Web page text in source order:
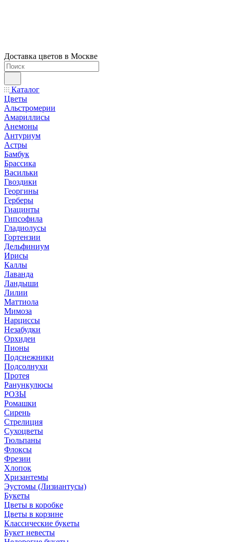
Доставка цветов в Москве
Каталог
Цветы
Альстромерии
Амариллисы
Анемоны
Антуриум
Астры
Бамбук
Брассика
Васильки
Гвоздики
Георгины
Герберы
Гиацинты
Гипсофила
Гладиолусы
Гортензии
Дельфиниум
Ирисы
Каллы
Лаванда
Ландыши
Лилии
Маттиола
Мимоза
Нарциссы
Незабудки
Орхидеи
Пионы
Подснежники
Подсолнухи
Протея
Ранункулюсы
РОЗЫ
Ромашки
Сирень
Стрелиция
Сухоцветы
Тюльпаны
Флоксы
Фрезии
Хлопок
Хризантемы
Эустомы (Лизиантусы)
Букеты
Цветы в коробке
Цветы в корзине
Классические букеты
Букет невесты